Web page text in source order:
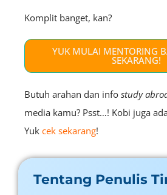
Komplit banget, kan?
YUK MULAI MENTORING
SEKARANG!
Butuh arahan dan info study
media kamu? Psst…! Kobi juga
Yuk cek sekarang!
Tentang Penulis